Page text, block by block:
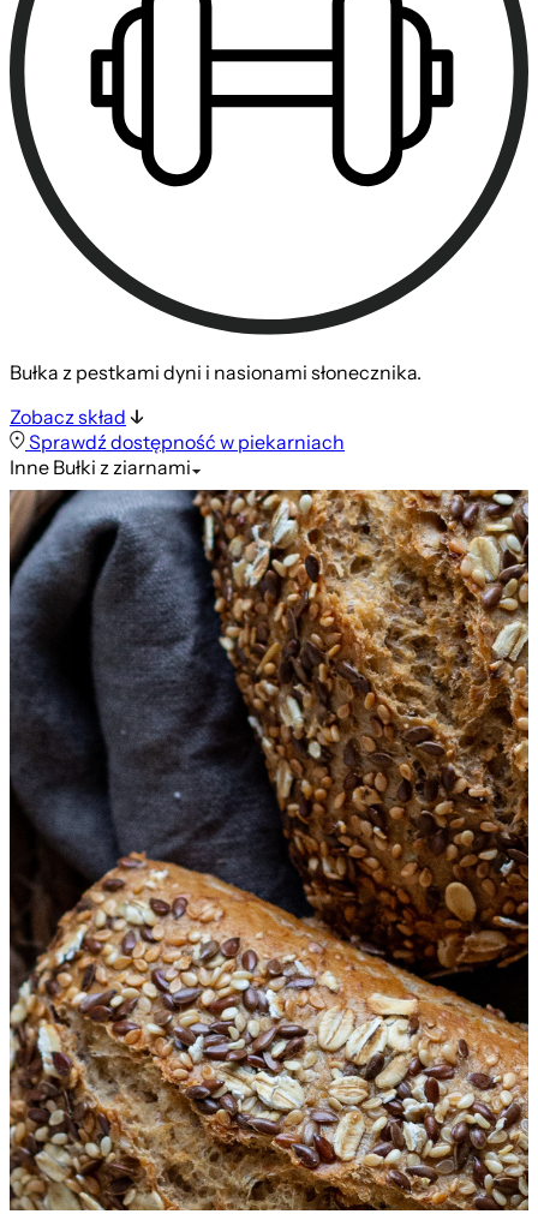
Bułka z pestkami dyni i nasionami słonecznika.
Zobacz skład
Sprawdź dostępność w piekarniach
InneBułki z ziarnami